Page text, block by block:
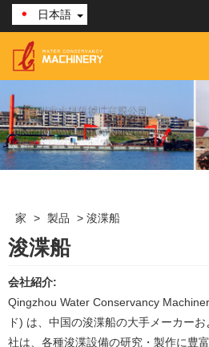
日本語
家 > 製品 > 浚渫船
浚渫船
会社紹介:
Qingzhou Water Conservancy
ド) は、中国の浚渫船の大手メーカー
社は、各種浚渫設備の研究・製作に豊